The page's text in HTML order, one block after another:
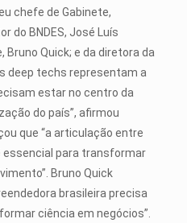
chefe de Gabinete,
do BNDES, José Luís
Bruno Quick; e da diretora da
deep techs representam a
estar no centro da
do país”, afirmou
que “a articulação entre
essencial para transformar
Bruno Quick
brasileira precisa
ciência em negócios”.